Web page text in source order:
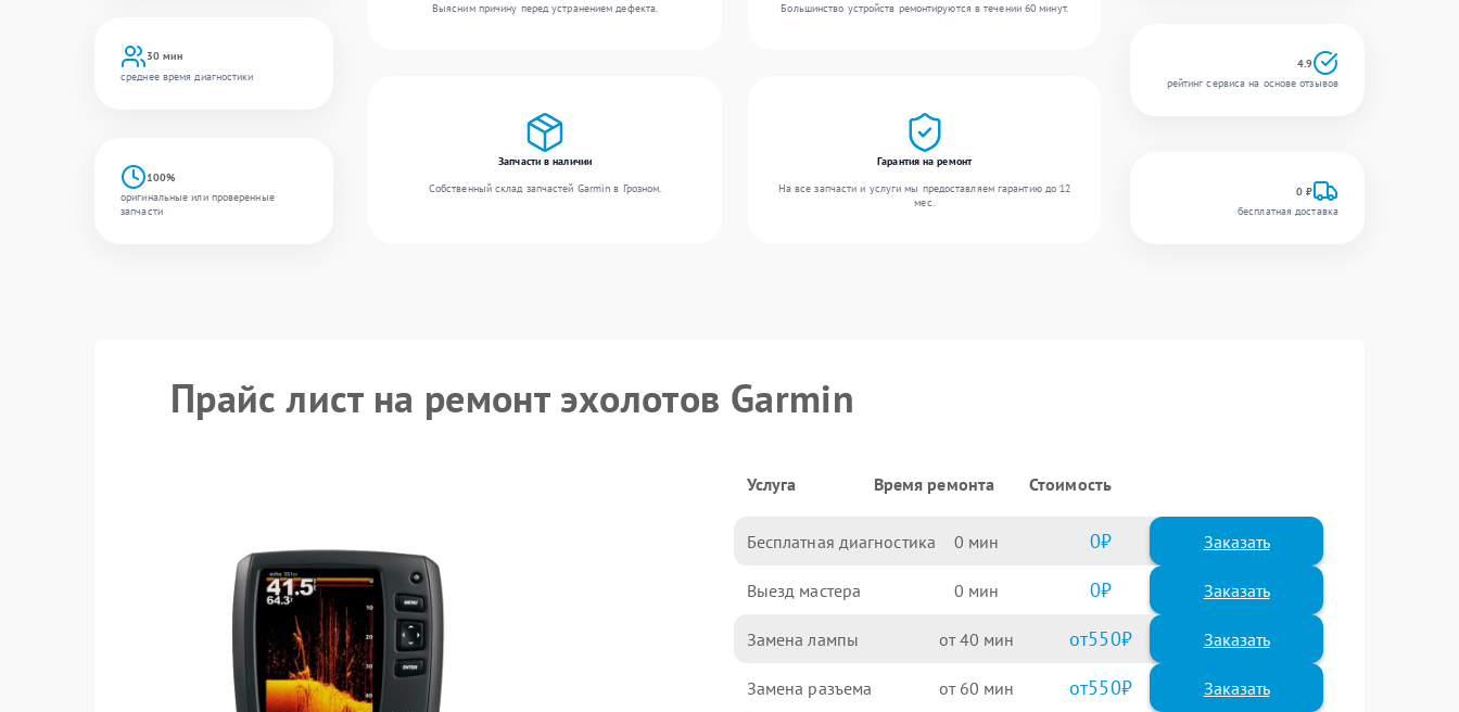
30 мин
среднее время диагностики
100%
оригинальные или проверенные
запчасти
Выясним причину перед устранением дефекта.
Большинство устройств ремонтируются в течении 60 минут.
Запчасти в наличии
Собственный склад запчастей Garmin в Грозном.
Гарантия на ремонт
На все запчасти и услуги мы предоставляем гарантию до 12
мес.
4.9
рейтинг сервиса на основе отзывов
0 ₽
бесплатная доставка
Прайс лист на ремонт эхолотов Garmin
Услуга Время ремонта Стоимость
Бесплатная диагностика 0 0 Заказать
Выезд мастера 0 0 Заказать
Замена лампы 40 550
Замена разъема 60 550